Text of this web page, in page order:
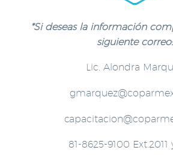
*Si deseas la información
siguiente correo:
Lic. Alondra
81-8625-9100 Ext.2011